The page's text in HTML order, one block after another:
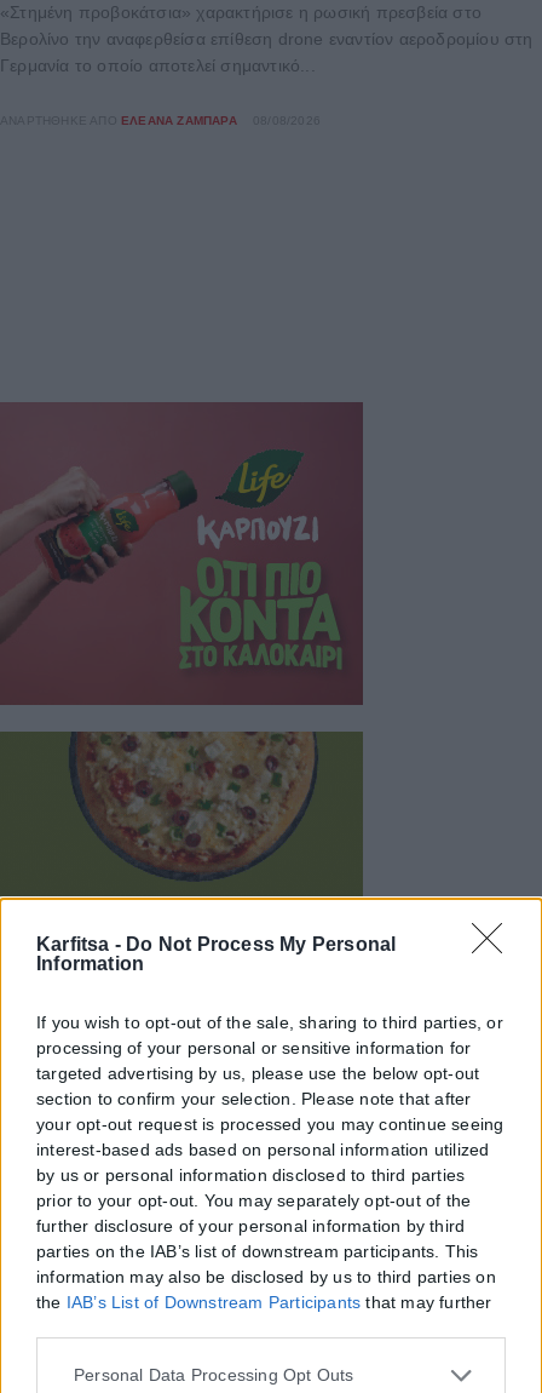
Karfitsa - Do Not Process My Personal
Information
If you wish to opt-out of the sale, sharing to third parties, or
processing of your personal or sensitive information for
targeted advertising by us, please use the below opt-out
section to confirm your selection. Please note that after
your opt-out request is processed you may continue seeing
interest-based ads based on personal information utilized
by us or personal information disclosed to third parties
prior to your opt-out. You may separately opt-out of the
further disclosure of your personal information by third
parties on the IAB’s list of downstream participants. This
information may also be disclosed by us to third parties on
the IAB’s List of Downstream Participants that may further
Please note that this website/app uses one or more Google
Personal Data Processing Opt Outs
«Στημένη προβοκάτσια» χαρακτήρισε η ρωσική πρεσβεία στο
Βερολίνο την αναφερθείσα επίθεση drone εναντίον αεροδρομίου στη
Γερμανία το οποίο αποτελεί σημαντικό...
ΑΝΑΡΤΉΘΗΚΕ ΑΠΌ ΕΛΕΆΝΑ ΖΑΜΠΆΡΑ